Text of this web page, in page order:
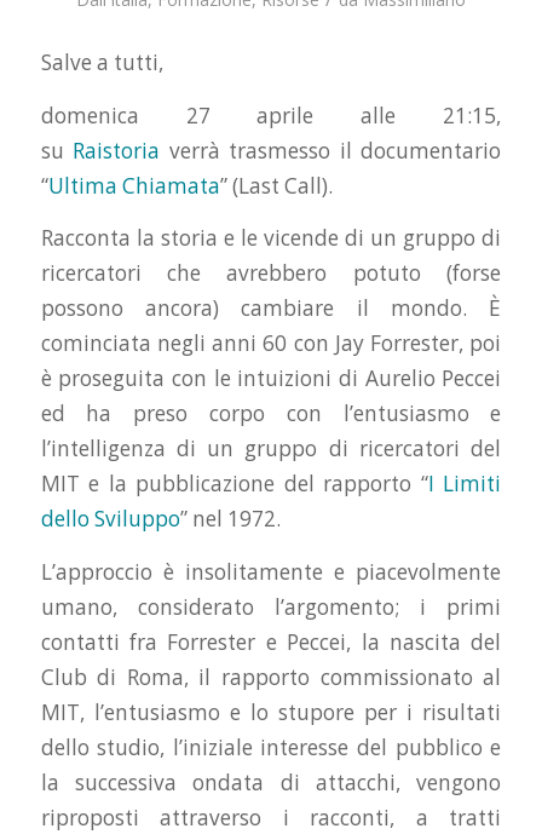
Salve a tutti,
domenica 27 aprile alle 21:15,
su Raistoria verrà trasmesso il documentario
“Ultima Chiamata” (Last Call).
Racconta la storia e le vicende di un gruppo di
ricercatori che avrebbero potuto (forse
possono ancora) cambiare il mondo. È
cominciata negli anni 60 con Jay Forrester, poi
è proseguita con le intuizioni di Aurelio Peccei
ed ha preso corpo con l’entusiasmo e
l’intelligenza di un gruppo di ricercatori del
MIT e la pubblicazione del rapporto “I Limiti
dello Sviluppo” nel 1972.
L’approccio è insolitamente e piacevolmente
umano, considerato l’argomento; i primi
contatti fra Forrester e Peccei, la nascita del
Club di Roma, il rapporto commissionato al
MIT, l’entusiasmo e lo stupore per i risultati
dello studio, l’iniziale interesse del pubblico e
la successiva ondata di attacchi, vengono
riproposti attraverso i racconti, a tratti